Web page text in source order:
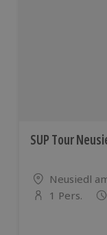
SUP Tour
Standort
Neusiedl
Anzahl der
1 Pers.